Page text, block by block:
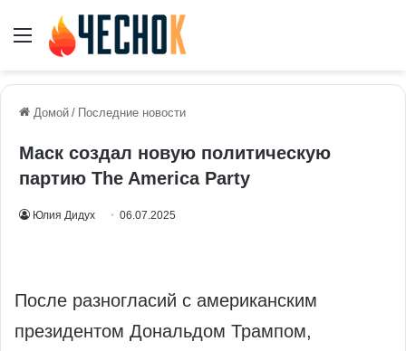
Меню
Домой / Последние новости
Маск создал новую политическую
партию The America Party
Юлия Дидух 06.07.2025
После разногласий с американским
президентом Дональдом Трампом,